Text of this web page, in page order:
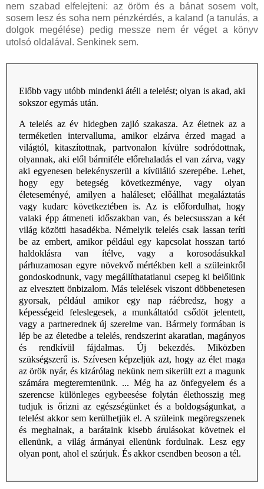
nem szabad elfelejteni: az öröm és a bánat sosem volt,
sosem lesz és soha nem pénzkérdés, a kaland (a tanulás, a
dolgok megélése) pedig messze nem ér véget a könyv
utolsó oldalával. Senkinek sem.
Előbb vagy utóbb mindenki átéli a telelést; olyan is akad, aki
sokszor egymás után.
A telelés az év hidegben zajló szakasza. Az életnek az a
terméketlen intervalluma, amikor elzárva érzed magad a
világtól, kitaszítottnak, partvonalon kívülre sodródottnak,
olyannak, aki elől bármiféle előrehaladás el van zárva, vagy
aki egyenesen belekényszerül a kívülálló szerepébe. Lehet,
hogy egy betegség következménye, vagy olyan
életeseményé, amilyen a haláleset; előállhat megaláztatás
vagy kudarc következtében is. Az is előfordulhat, hogy
valaki épp átmeneti időszakban van, és belecsusszan a két
világ közötti hasadékba. Némelyik telelés csak lassan teríti
be az embert, amikor például egy kapcsolat hosszan tartó
haldoklásra van ítélve, vagy a korosodásukkal
párhuzamosan egyre növekvő mértékben kell a szüleinkről
gondoskodnunk, vagy megállíthatatlanul csepeg ki belőlünk
az elvesztett önbizalom. Más telelések viszont döbbenetesen
gyorsak, például amikor egy nap ráébredsz, hogy a
képességeid feleslegesek, a munkáltatód csődöt jelentett,
vagy a partnerednek új szerelme van. Bármely formában is
lép be az életedbe a telelés, rendszerint akaratlan, magányos
és rendkívül fájdalmas. Új bekezdés. Miközben
szükségszerű is. Szívesen képzeljük azt, hogy az élet maga
az örök nyár, és kizárólag nekünk nem sikerült ezt a magunk
számára megteremtenünk. ... Még ha az önfegyelem és a
szerencse különleges egybeesése folytán élethosszig meg
tudjuk is őrizni az egészségünket és a boldogságunkat, a
telelést akkor sem kerülhetjük el. A szüleink megöregszenek
és meghalnak, a barátaink kisebb árulásokat követnek el
ellenünk, a világ ármányai ellenünk fordulnak. Lesz egy
olyan pont, ahol el szúrjuk. És akkor csendben beoson a tél.